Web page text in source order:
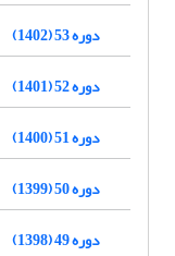
دوره 53 (1402)
دوره 52 (1401)
دوره 51 (1400)
دوره 50 (1399)
دوره 49 (1398)